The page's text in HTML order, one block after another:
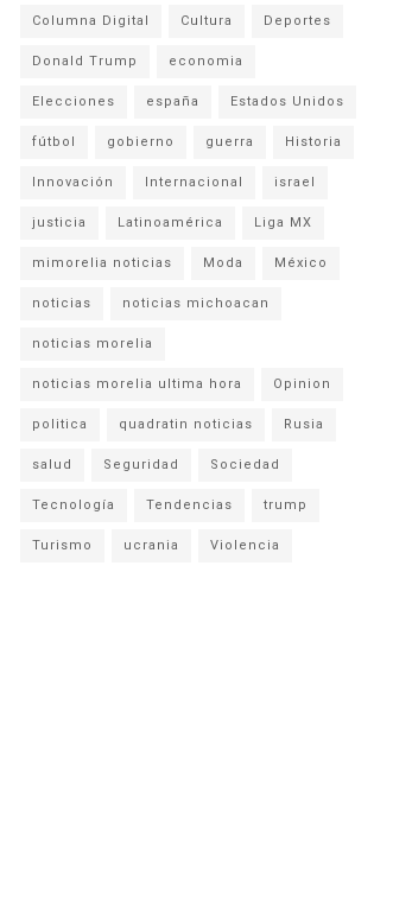
Columna Digital Cultura Deportes
Donald Trump economia
Elecciones españa Estados Unidos
fútbol gobierno guerra Historia
Innovación Internacional israel
justicia Latinoamérica Liga MX
mimorelia noticias Moda México
noticias noticias michoacan
noticias morelia
noticias morelia ultima hora Opinion
politica quadratin noticias Rusia
salud Seguridad Sociedad
Tecnología Tendencias trump
Turismo ucrania Violencia